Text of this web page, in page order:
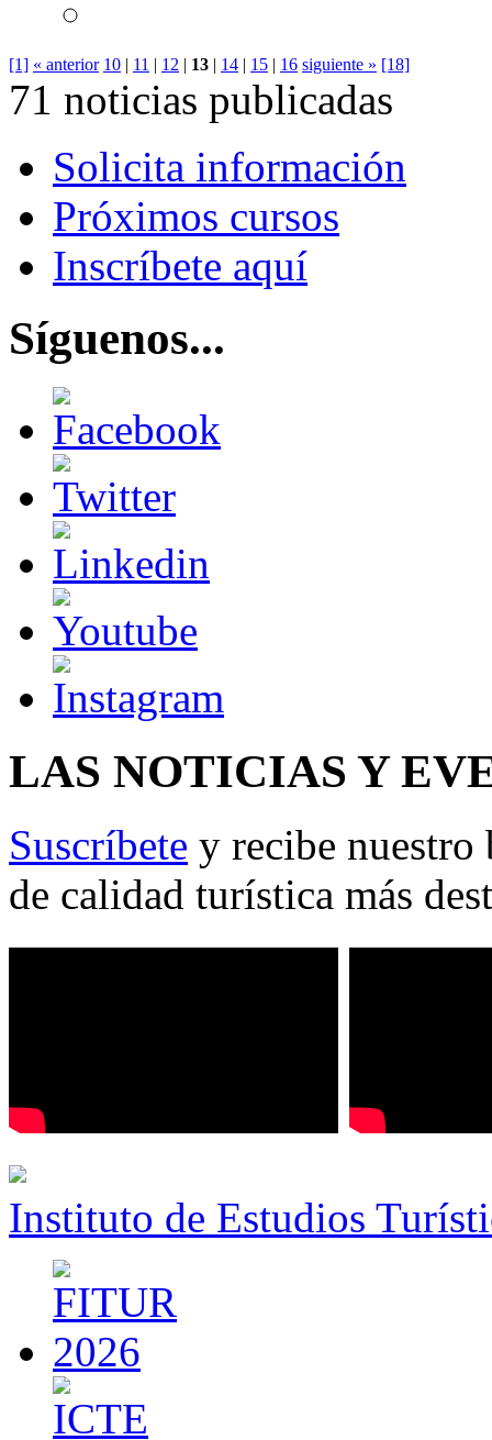
[1] « anterior 10 | 11 | 12 | 13 | 14 | 15 | 16 siguiente » [18]
71 noticias publicadas
Solicita información
Próximos cursos
Inscríbete aquí
Síguenos...
LAS NOTICIAS Y
Suscríbete y recibe nuestro
de calidad turística más
Instituto de Estudios